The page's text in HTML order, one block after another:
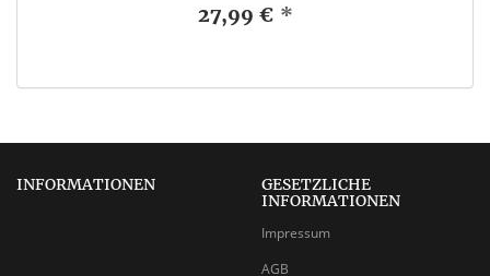
27,99 € *
INFORMATIONEN
GESETZLICHE
INFORMATIONEN
Impressum
AGB